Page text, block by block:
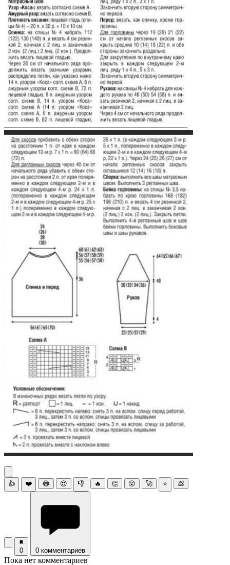
👍 ❤️ 😂 😍 👎 🔥 👏 😮 🚀 ⭐ 💩
0 0 комментариев
Пока нет комментариев